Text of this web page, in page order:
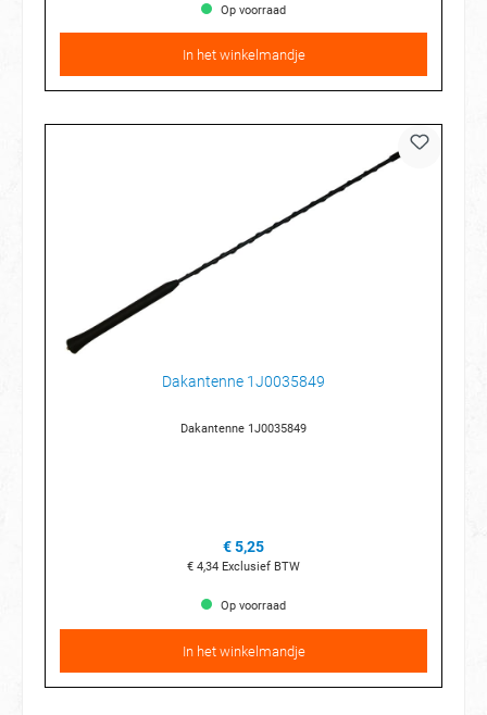
Op voorraad
In het winkelmandje
Dakantenne 1J0035849
Dakantenne 1J0035849
€ 5,25
€ 4,34 Exclusief BTW
Op voorraad
In het winkelmandje